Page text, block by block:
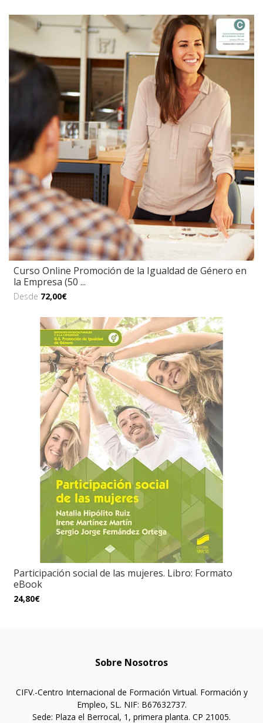
Curso Online Promoción de la Igualdad de Género en
la Empresa (50 ...
Desde 72,00€
Participación social de las mujeres. Libro: Formato
eBook
24,80€
Sobre Nosotros
CIFV.-Centro Internacional de Formación Virtual. Formación y
Empleo, SL. NIF: B67632737.
Sede: Plaza el Berrocal, 1, primera planta. CP 21005.